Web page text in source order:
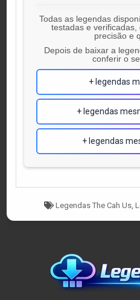
Todas as legendas
testadas e
precisão e
Depois de baixar a
conferir o
+ legendas
+ legendas
+ legendas
Tagged
Legendas The Cah Us,